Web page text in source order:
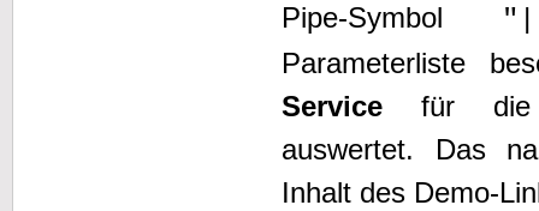
Pipe-Symbol
Parameterliste
Servicefür die
auswertet. Das
Inhalt des Demo-